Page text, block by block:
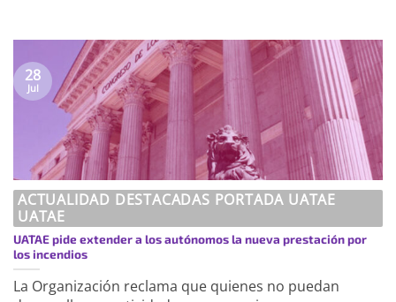
ACTUALIDAD DESTACADAS PORTADA UATAE
UATAE
UATAE pide extender a los autónomos la nueva prestación por
los incendios
La Organización reclama que quienes no puedan
28
Jul